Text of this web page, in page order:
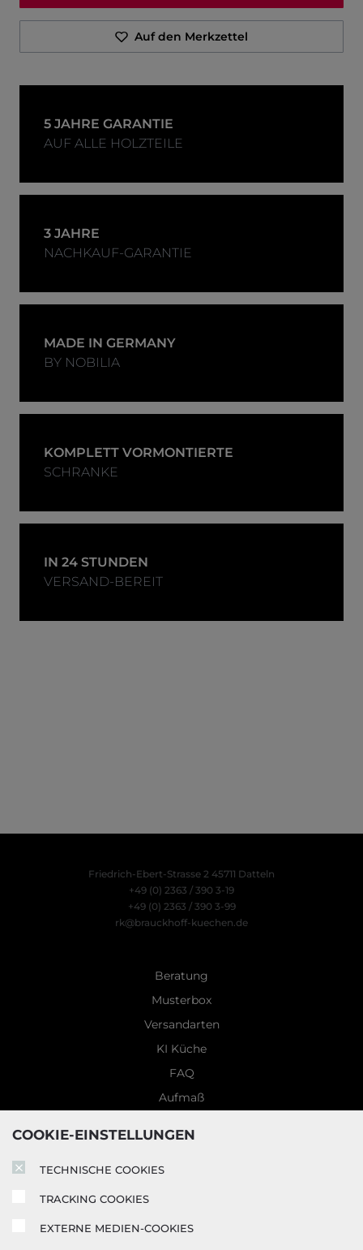
COOKIE-EINSTELLUNGEN
TECHNISCHE COOKIES
TRACKING COOKIES
EXTERNE MEDIEN-COOKIES
Auf den Merkzettel
5 JAHRE GARANTIE
AUF ALLE HOLZTEILE
3 JAHRE
NACHKAUF-GARANTIE
MADE IN GERMANY
BY NOBILIA
KOMPLETT VORMONTIERTE
SCHRANKE
IN 24 STUNDEN
VERSAND-BEREIT
Friedrich-Ebert-Strasse 2 45711 Datteln
+49 (0) 2363 / 390 3-19
+49 (0) 2363 / 390 3-99
rk@brauckhoff-kuechen.de
Beratung
Musterbox
Versandarten
KI Küche
FAQ
Aufmaß
Abhollager
Garantiebedingungen